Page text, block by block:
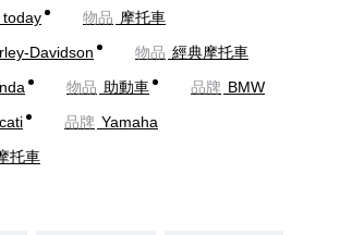
today
物品 摩托車
Davidson 物品 經典摩托車
物品 助動車 品牌 BMW
品牌 Yamaha
托車